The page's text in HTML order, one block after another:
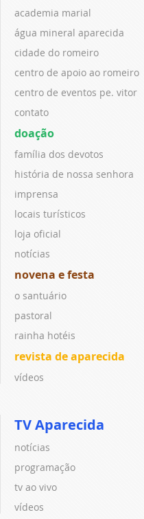
academia marial
água mineral aparecida
cidade do romeiro
centro de apoio ao romeiro
centro de eventos pe. vitor
contato
doação
família dos devotos
história de nossa senhora
imprensa
locais turísticos
loja oficial
notícias
novena e festa
o santuário
pastoral
rainha hotéis
revista de aparecida
vídeos
TV Aparecida
notícias
programação
tv ao vivo
vídeos